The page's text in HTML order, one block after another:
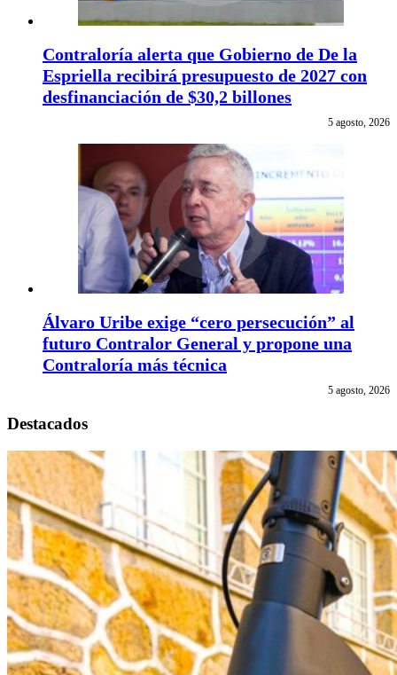
Contraloría alerta que Gobierno de De la
Espriella recibirá presupuesto de 2027 con
desfinanciación de $30,2 billones
5 agosto, 2026
Álvaro Uribe exige “cero persecución” al
futuro Contralor General y propone una
Contraloría más técnica
5 agosto, 2026
Destacados